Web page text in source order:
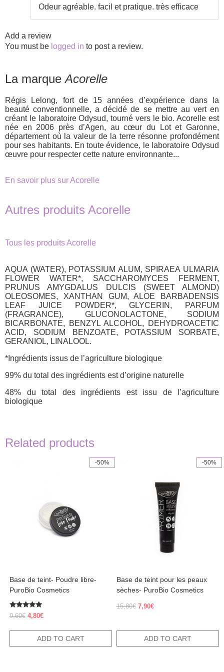
Rated5out
Odeur agréable. facil et pratique. très efficace
Add a review
You must be logged in to post a review.
La marqueAcorelle
Régis Lelong, fort de 15 années d’expérience dans la
beauté conventionnelle, a décidé de se mettre au vert en
créant le laboratoire Odysud, tourné vers le bio. Acorelle est
née en 2006 près d’Agen, au cœur du Lot et Garonne,
département où la valeur de la terre résonne profondément
pour ses habitants. En toute évidence, le laboratoire Odysud
œuvre pour respecter cette nature environnante...
En savoir plus sur Acorelle
Autres produits Acorelle
Tous les produits Acorelle
AQUA (WATER), POTASSIUM ALUM, SPIRAEA ULMARIA
FLOWER WATER*, SACCHAROMYCES FERMENT,
PRUNUS AMYGDALUS DULCIS (SWEET ALMOND)
OLEOSOMES, XANTHAN GUM, ALOE BARBADENSIS
LEAF JUICE POWDER*, GLYCERIN, PARFUM
(FRAGRANCE), GLUCONOLACTONE, SODIUM
BICARBONATE, BENZYL ALCOHOL, DEHYDROACETIC
ACID, SODIUM BENZOATE, POTASSIUM SORBATE,
GERANIOL, LINALOOL.
*Ingrédients issus de l’agriculture biologique
99% du total des ingrédients est d’origine naturelle
48% du total des ingrédients est issu de l’agriculture
biologique
Related products
-50%
Base de teint- Poudre libre-
PuroBio Cosmetics
Rated
5.00
9,60€ Original
4,80€Current
ADD TO CART
-50%
Base de teint pour les peaux
sèches- PuroBio Cosmetics
15,80€ Original
7,90€Current
ADD TO CART